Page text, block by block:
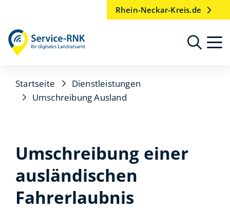
Rhein-Neckar-Kreis.de
Startseite
Dienstleistungen
Umschreibung Ausland
Umschreibung einer
ausländischen
Fahrerlaubnis